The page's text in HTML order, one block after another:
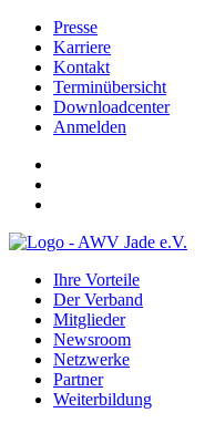
Presse
Karriere
Kontakt
Terminübersicht
Downloadcenter
Anmelden
Ihre Vorteile
Der Verband
Mitglieder
Newsroom
Netzwerke
Partner
Weiterbildung